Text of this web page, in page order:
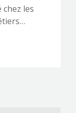
chez les